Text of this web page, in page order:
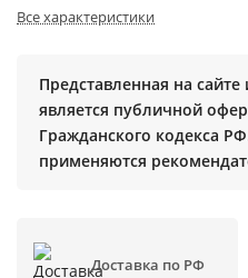
Все характеристики
Представленная на
является публичной
Гражданского кодекса
применяются
Доставка по РФ